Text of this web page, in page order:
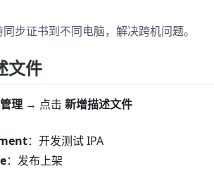
步证书到不同电脑，解决跨机问题。
文件
理 → 点击 新增描述文件
：开发测试 IPA
：发布上架